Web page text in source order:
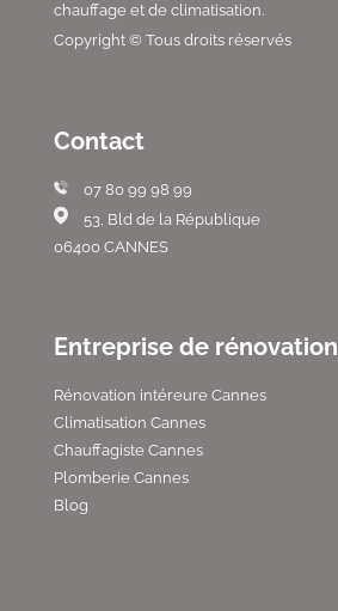
chauffage et de climatisation.
Copyright © Tous droits réservés
Contact
07 80 99 98 99
53, Bld de la République
06400 CANNES
Entreprise de rénovation
Rénovation intéreure Cannes
Climatisation Cannes
Chauffagiste Cannes
Plomberie Cannes
Blog